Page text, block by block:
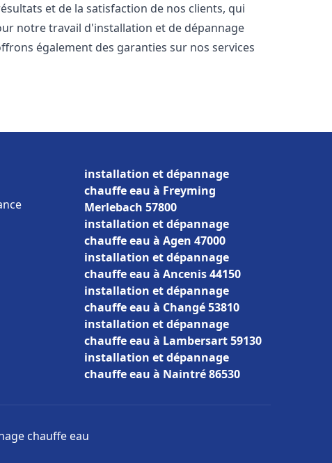
et de la satisfaction de nos clients, qui
notre travail d'installation et de dépannage
également des garanties sur nos services
installation et dépannage
chauffe eau à Freyming
Merlebach 57800
installation et dépannage
chauffe eau à Agen 47000
installation et dépannage
chauffe eau à Ancenis 44150
installation et dépannage
chauffe eau à Changé 53810
installation et dépannage
chauffe eau à Lambersart 59130
installation et dépannage
chauffe eau à Naintré 86530
chauffe eau